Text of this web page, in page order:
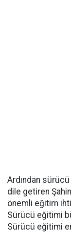
Ardından
dile getiren
önemli eğitim
Sürücü eğitimi
Sürücü eğitimi